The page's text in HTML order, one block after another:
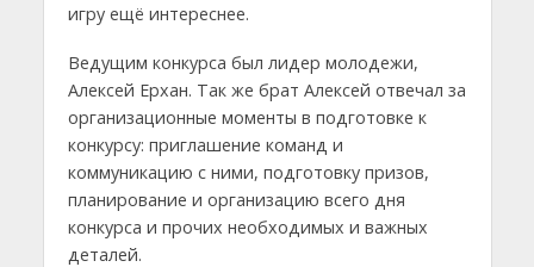
игру ещё интереснее.
Ведущим конкурса был лидер молодежи,
Алексей Ерхан. Так же брат Алексей отвечал за
организационные моменты в подготовке к
конкурсу: приглашение команд и
коммуникацию с ними, подготовку призов,
планирование и организацию всего дня
конкурса и прочих необходимых и важных
деталей.